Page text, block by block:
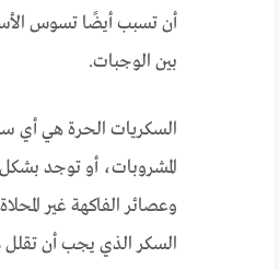
أن تسبب أيضًا تسوس
بين الوجبات.
السكريات الحرة هي أي
المشروبات، أو توجد
وعصائر الفاكهة غير
السكر الذي يجب أن تقلل